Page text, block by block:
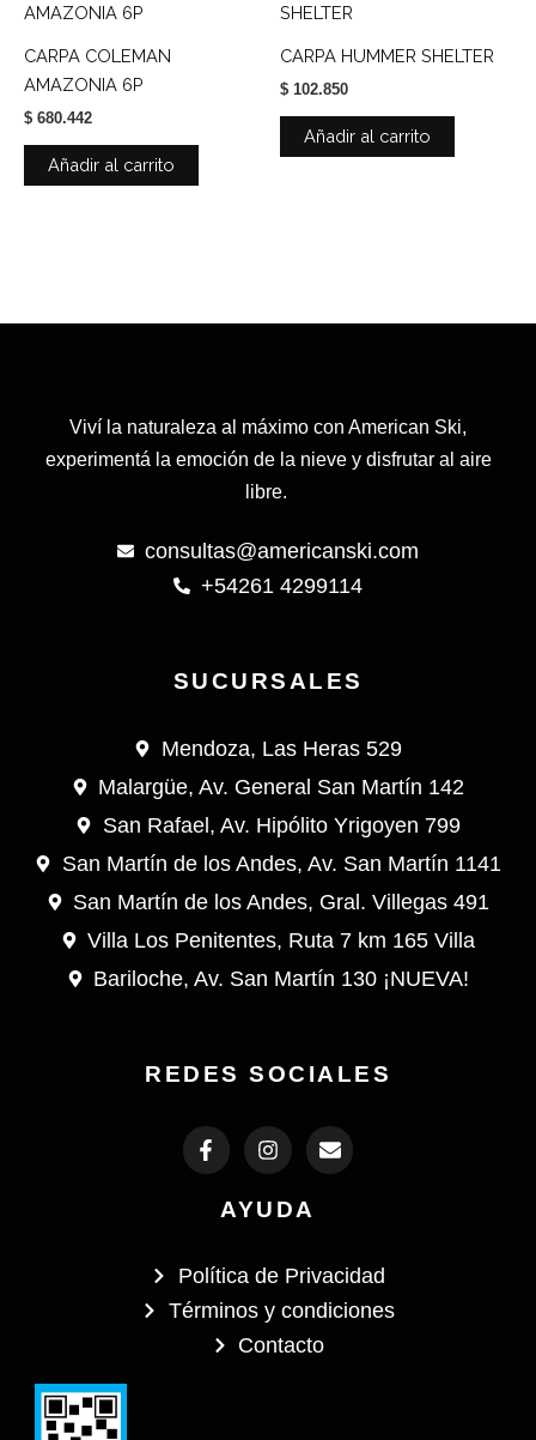
CARPA COLEMAN
AMAZONIA 6P
$ 680.442
Añadir al carrito
CARPA HUMMER SHELTER
$ 102.850
Añadir al carrito
Viví la naturaleza al máximo con American Ski,
experimentá la emoción de la nieve y disfrutar al aire
libre.
consultas@americanski.com
+54261 4299114
SUCURSALES
Mendoza, Las Heras 529
Malargüe, Av. General San Martín 142
San Rafael, Av. Hipólito Yrigoyen 799
San Martín de los Andes, Av. San Martín 1141
San Martín de los Andes, Gral. Villegas 491
Villa Los Penitentes, Ruta 7 km 165 Villa
Bariloche, Av. San Martín 130 ¡NUEVA!
REDES SOCIALES
F
a
c
o
k
-
I
n
s
t
a
a
m
E
n
v
e
AYUDA
Política de Privacidad
Términos y condiciones
Contacto